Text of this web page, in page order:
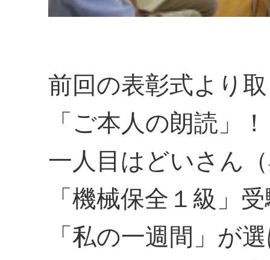
前回の表彰式より
「ご本人の朗読」！
一人目はどいさん
「機械保全１級」
「私の一週間」が